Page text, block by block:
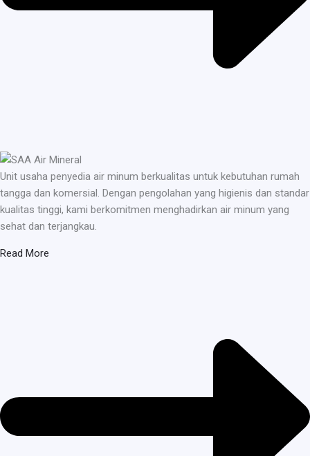
Unit usaha penyedia air minum berkualitas untuk kebutuhan rumah
tangga dan komersial. Dengan pengolahan yang higienis dan standar
kualitas tinggi, kami berkomitmen menghadirkan air minum yang
sehat dan terjangkau.
Read More